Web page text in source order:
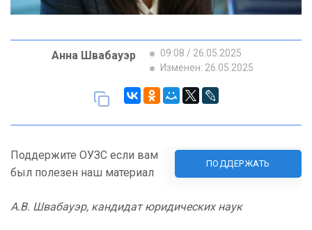
Анна Швабауэр
09:08 / 26.05.2025
Изменен: 26.05.2025
Поддержите ОУЗС если вам
был полезен наш материал
ПОДДЕРЖАТЬ
А.В. Швабауэр, кандидат юридических наук